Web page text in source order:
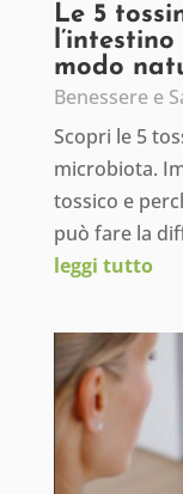
Le 5
modo
Benessere e
Scopri le 5
microbiota.
tossico e
può fare la
leggi tutto